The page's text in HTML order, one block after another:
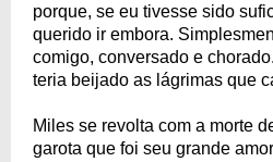
porque, se eu tivesse sido
querido ir embora.
comigo, conversado e
teria beijado as lágrimas que
Miles se revolta com a morte
garota que foi seu grande